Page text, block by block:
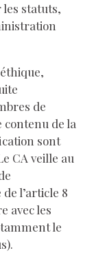
statuts,
de
contenu de la
sont
CA veille au
l’article 8
avec les
le